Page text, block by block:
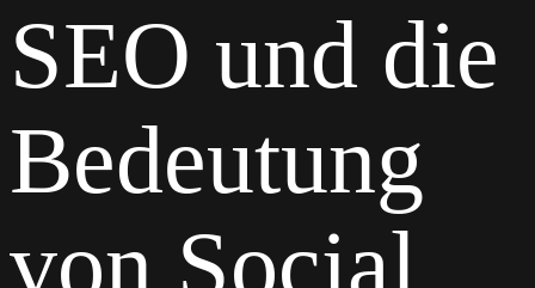
SEO und die
Bedeutung
von Social